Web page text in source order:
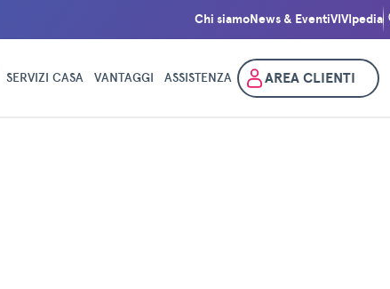
Chi siamoNews & EventiVIVIpedia
SERVIZI CASA VANTAGGI ASSISTENZA AREA CLIENTI